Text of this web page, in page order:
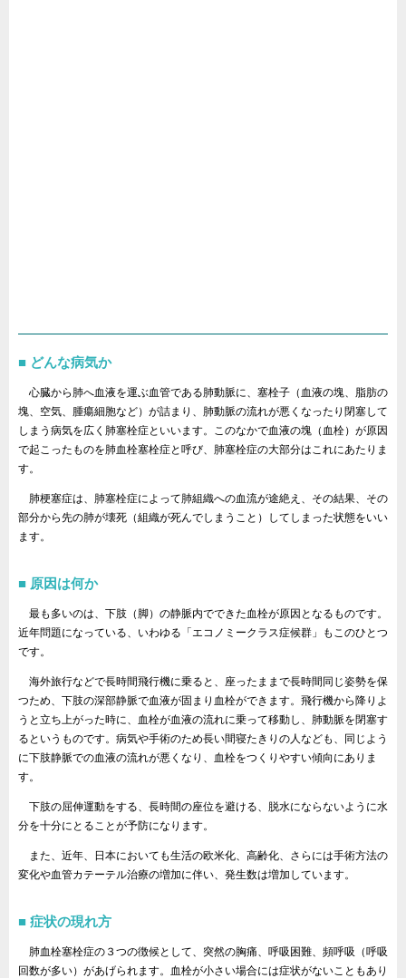
どんな病気か
心臓から肺へ血液を運ぶ血管である肺動脈に、塞栓子（血液の塊、脂肪の
塊、空気、腫瘍細胞など）が詰まり、肺動脈の流れが悪くなったり閉塞して
しまう病気を広く肺塞栓症といいます。このなかで血液の塊（血栓）が原因
で起こったものを肺血栓塞栓症と呼び、肺塞栓症の大部分はこれにあたりま
す。
肺梗塞症は、肺塞栓症によって肺組織への血流が途絶え、その結果、その
部分から先の肺が壊死（組織が死んでしまうこと）してしまった状態をいい
ます。
原因は何か
最も多いのは、下肢（脚）の静脈内でできた血栓が原因となるものです。
近年問題になっている、いわゆる「エコノミークラス症候群」もこのひとつ
です。
海外旅行などで長時間飛行機に乗ると、座ったままで長時間同じ姿勢を保
つため、下肢の深部静脈で血液が固まり血栓ができます。飛行機から降りよ
うと立ち上がった時に、血栓が血液の流れに乗って移動し、肺動脈を閉塞す
るというものです。病気や手術のため長い間寝たきりの人なども、同じよう
に下肢静脈での血液の流れが悪くなり、血栓をつくりやすい傾向にありま
す。
下肢の屈伸運動をする、長時間の座位を避ける、脱水にならないように水
分を十分にとることが予防になります。
また、近年、日本においても生活の欧米化、高齢化、さらには手術方法の
変化や血管カテーテル治療の増加に伴い、発生数は増加しています。
症状の現れ方
肺血栓塞栓症の３つの徴候として、突然の胸痛、呼吸困難、頻呼吸（呼吸
回数が多い）があげられます。血栓が小さい場合には症状がないこともあり